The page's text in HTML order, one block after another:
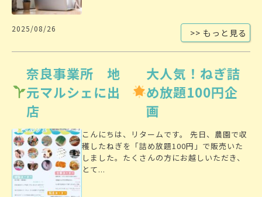
2025/08/26 >> もっと見る
奈良事業所 地
元マルシェに出
店
大人気！ねぎ詰
め放題100円企
画
こんにちは、リタームです。 先日、農園で収
穫したねぎを「詰め放題100円」で販売いた
しました。たくさんの方にお越しいただき、
とて...